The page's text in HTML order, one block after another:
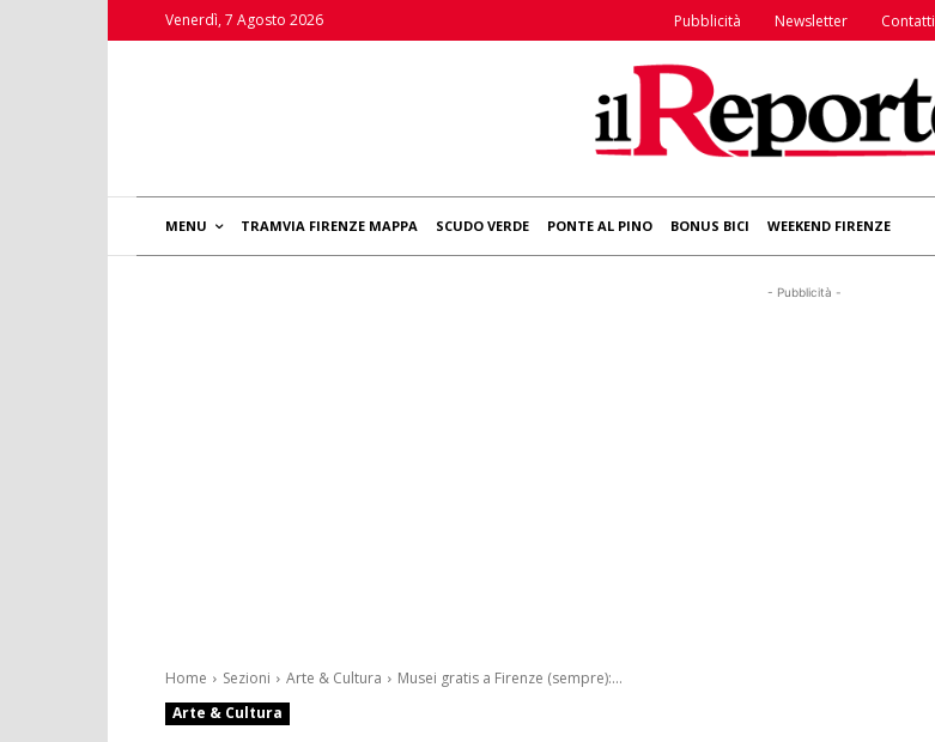
Venerdì, 7 Agosto 2026 Pubblicità Newsletter Contatti
MENU TRAMVIA FIRENZE MAPPA SCUDO VERDE PONTE AL PINO BONUS BICI WEEKEND FIRENZE
- Pubblicità -
Home Sezioni Arte & Cultura
Musei gratis a Firenze (sempre):...
Arte & Cultura